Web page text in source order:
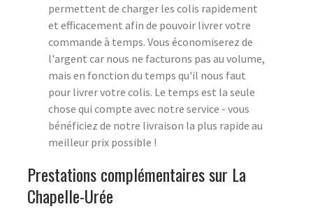
permettent de charger les colis rapidement
et efficacement afin de pouvoir livrer votre
commande à temps. Vous économiserez de
l'argent car nous ne facturons pas au volume,
mais en fonction du temps qu'il nous faut
pour livrer votre colis. Le temps est la seule
chose qui compte avec notre service - vous
bénéficiez de notre livraison la plus rapide au
meilleur prix possible !
Prestations complémentaires sur La
Chapelle-Urée